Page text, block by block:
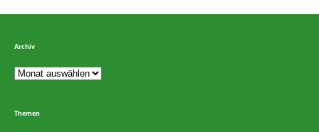
Archiv
Themen